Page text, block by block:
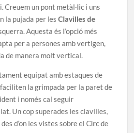
Creuem un pont metàl·lic i uns
la pujada per lesClavilles de
Aquesta és l’opció més
per a persones amb vertigen,
de manera molt vertical.
equipat amb estaques de
la grimpada per la paret de
i només cal seguir
Un cop superades les clavilles,
d’on les vistes sobre el Circ de